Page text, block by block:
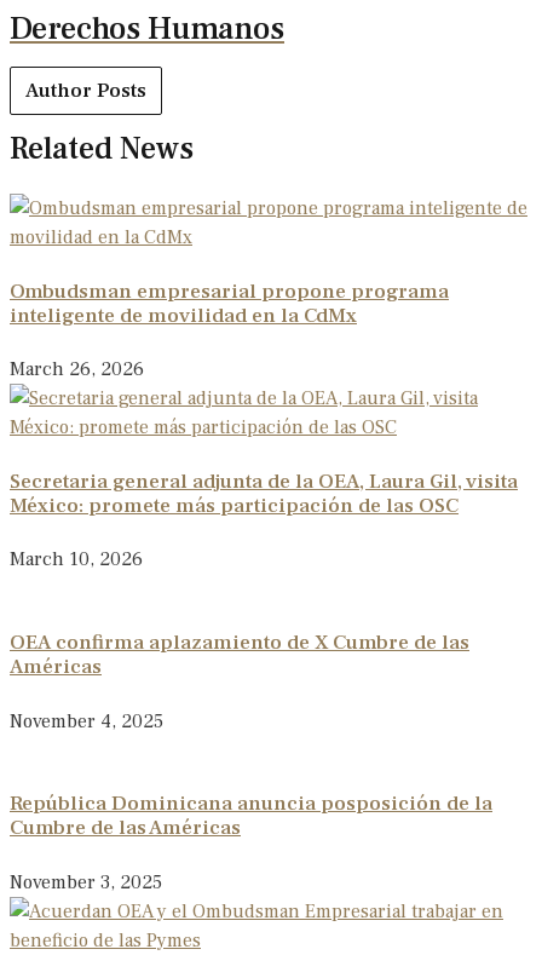
Derechos Humanos
Author Posts
Related News
Ombudsman empresarial propone programa
inteligente de movilidad en la CdMx
March 26, 2026
Secretaria general adjunta de la OEA, Laura Gil, visita
México: promete más participación de las OSC
March 10, 2026
OEA confirma aplazamiento de X Cumbre de las
Américas
November 4, 2025
República Dominicana anuncia posposición de la
Cumbre de las Américas
November 3, 2025